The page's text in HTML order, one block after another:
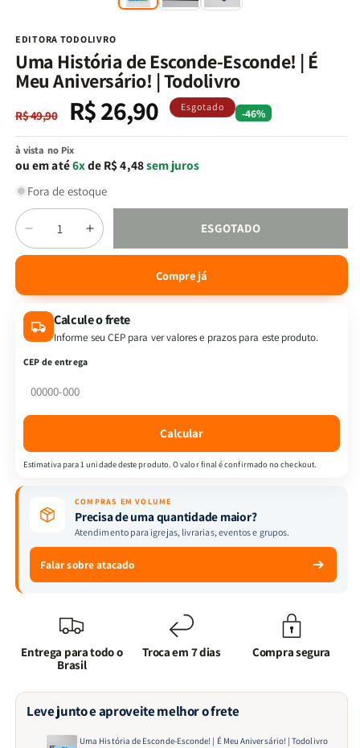
EDITORA TODOLIVRO
Uma História de Esconde-Esconde! | É
Meu Aniversário! | Todolivro
Preço
normal
R$ 49,90
Preço
promocional
R$ 26,90 Esgotado -46%
à vista no Pix
ou em até6xde R$ 4,48sem juros
Fora de estoque
Quantidade
Diminuir
a
Uma
História
de
Esconde!
|
Meu
|
Todolivro
Aumentar
a
quantidade
Uma
História
de
Aniversário!
|
Todolivro
ESGOTADO
Compre já
Calcule o frete
Informe seu CEP para ver valores e prazos para este produto.
CEP de entrega
Calcular
Estimativa para 1 unidade deste produto. O valor final é confirmado no checkout.
COMPRAS EM VOLUME
Precisa de uma quantidade maior?
Atendimento para igrejas, livrarias, eventos e grupos.
Falar sobre atacado
Entrega para todo o
Brasil
Troca em 7 dias Compra segura
Leve junto e aproveite melhor o frete
Uma História de Esconde-Esconde! | É Meu Aniversário! | Todolivro